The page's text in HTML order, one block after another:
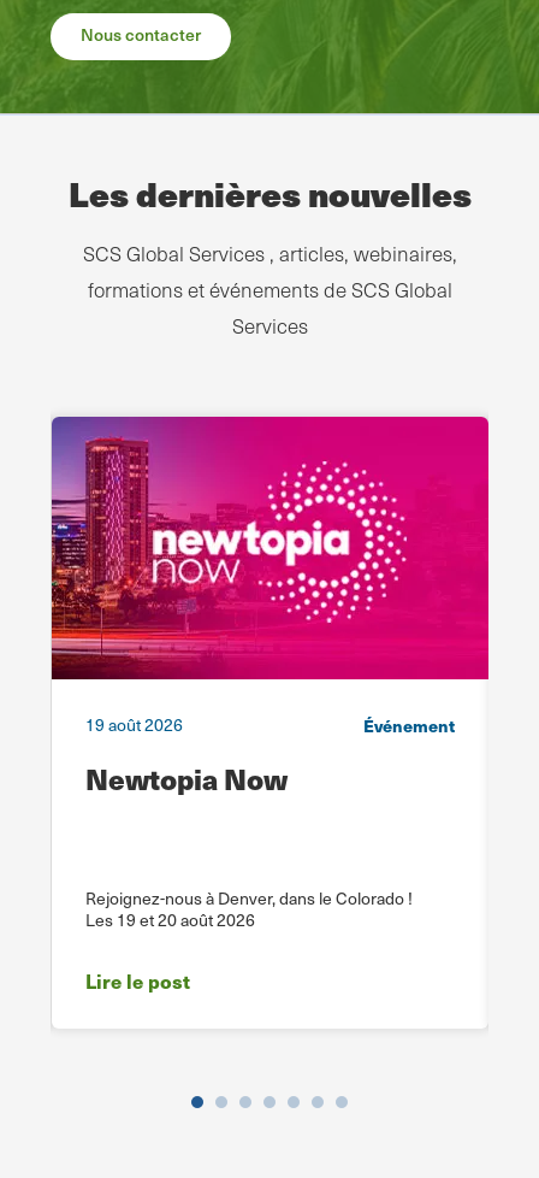
Nous contacter
Les dernières nouvelles
SCS Global Services , articles, webinaires,
formations et événements de SCS Global
Services
19 août 2026 Événement
Newtopia Now
Rejoignez-nous à Denver, dans le Colorado !
Les 19 et 20 août 2026
Lire le post